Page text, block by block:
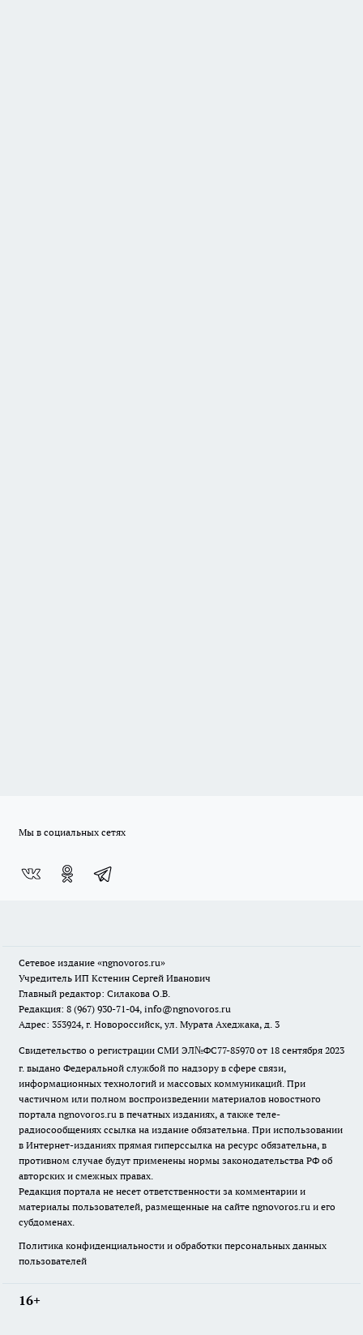
Мы в социальных сетях
Сетевое издание «ngnovoros.ru»
Учредитель ИП Кстенин Сергей Иванович
Главный редактор: Силакова О.В.
Редакция: 8 (967) 930-71-04, info@ngnovoros.ru
Адрес: 353924, г. Новороссийск, ул. Мурата Ахеджака, д. 3
Свидетельство о регистрации СМИ ЭЛ№ФС77-85970 от 18 сентября 2023
г. выдано Федеральной службой по надзору в сфере связи,
информационных технологий и массовых коммуникаций. При
частичном или полном воспроизведении материалов новостного
портала ngnovoros.ru в печатных изданиях, а также теле-
радиосообщениях ссылка на издание обязательна. При использовании
в Интернет-изданиях прямая гиперссылка на ресурс обязательна, в
противном случае будут применены нормы законодательства РФ об
авторских и смежных правах.
Редакция портала не несет ответственности за комментарии и
материалы пользователей, размещенные на сайте ngnovoros.ru и его
субдоменах.
Политика конфиденциальности и обработки персональных данных
пользователей
16+